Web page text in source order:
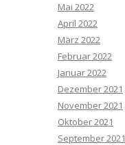
Mai 2022
April 2022
März 2022
Februar 2022
Januar 2022
Dezember 2021
November 2021
Oktober 2021
September 2021